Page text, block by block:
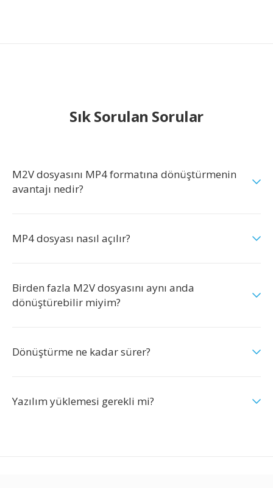
Sık Sorulan Sorular
M2V dosyasını MP4 formatına dönüştürmenin
avantajı nedir?
MP4 dosyası nasıl açılır?
Birden fazla M2V dosyasını aynı anda
dönüştürebilir miyim?
Dönüştürme ne kadar sürer?
Yazılım yüklemesi gerekli mi?